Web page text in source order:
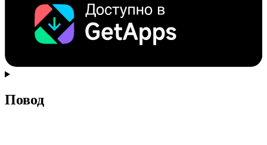
Повод